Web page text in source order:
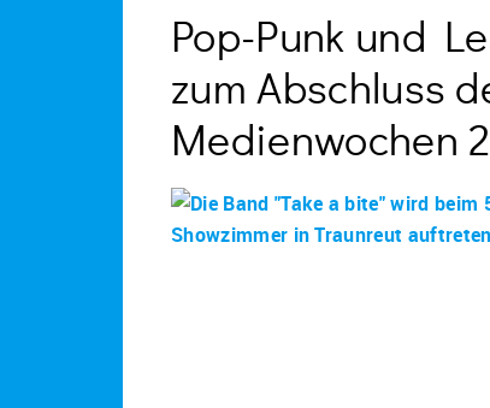
Pop-Punk und
zum Abschluss
Medienwochen